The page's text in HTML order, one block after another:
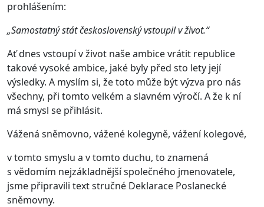
prohlášením:
„Samostatný stát československý vstoupil v život.“
Ať dnes vstoupí v život naše ambice vrátit republice
takové vysoké ambice, jaké byly před sto lety její
výsledky. A myslím si, že toto může být výzva pro nás
všechny, při tomto velkém a slavném výročí. A že k ní
má smysl se přihlásit.
Vážená sněmovno, vážené kolegyně, vážení kolegové,
v tomto smyslu a v tomto duchu, to znamená
s vědomím nejzákladnější společného jmenovatele,
jsme připravili text stručné Deklarace Poslanecké
sněmovny.